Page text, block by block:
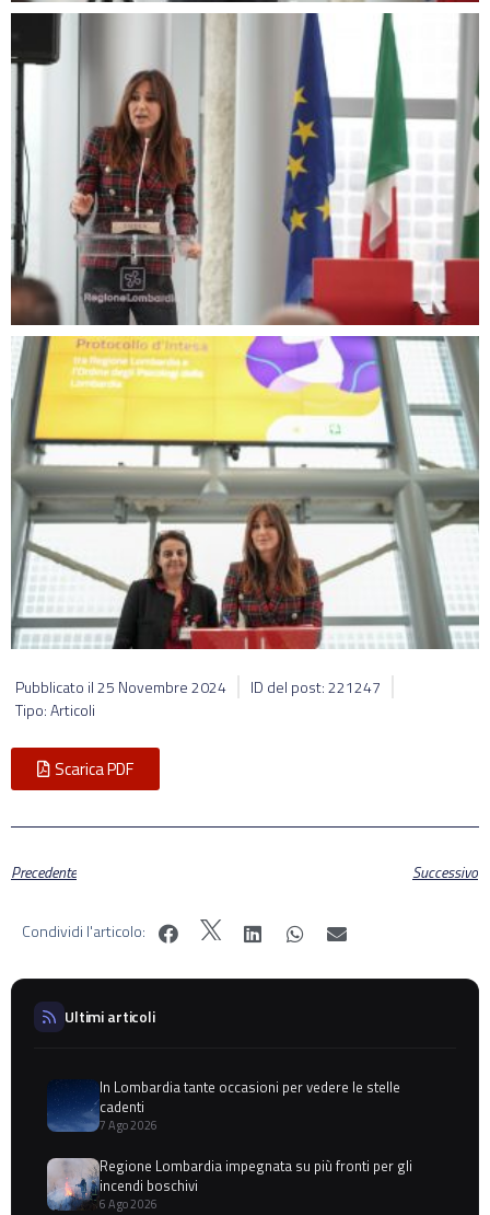
Pubblicato il25 Novembre 2024
ID del post: 221247
Tipo: Articoli
Scarica PDF
Precedente Successivo
Condividi l'articolo:
Ultimi articoli
In Lombardia tante occasioni per vedere le stelle
cadenti
7 Ago 2026
Regione Lombardia impegnata su più fronti per gli
incendi boschivi
6 Ago 2026